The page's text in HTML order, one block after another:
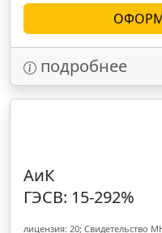
подробнее
АиК
ГЭСВ: 15-292%
лицензия: 20; Свидетельство